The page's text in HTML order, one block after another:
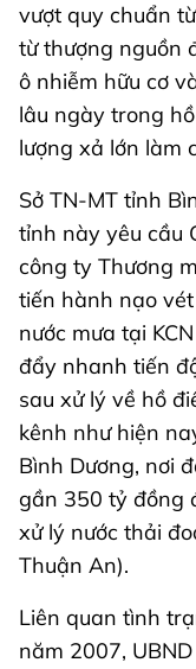
vượt quy chuẩn
từ thượng nguồn
ô nhiễm hữu cơ
lâu ngày trong
lượng xả lớn làm
Sở TN-MT tỉnh
tỉnh này yêu cầu
công ty Thương
tiến hành nạo
nước mưa tại
đẩy nhanh tiến
sau xử lý về hồ
kênh như hiện
Bình Dương, nơi
gần 350 tỷ đồng
xử lý nước thải
Thuận An).
Liên quan tình
năm 2007,